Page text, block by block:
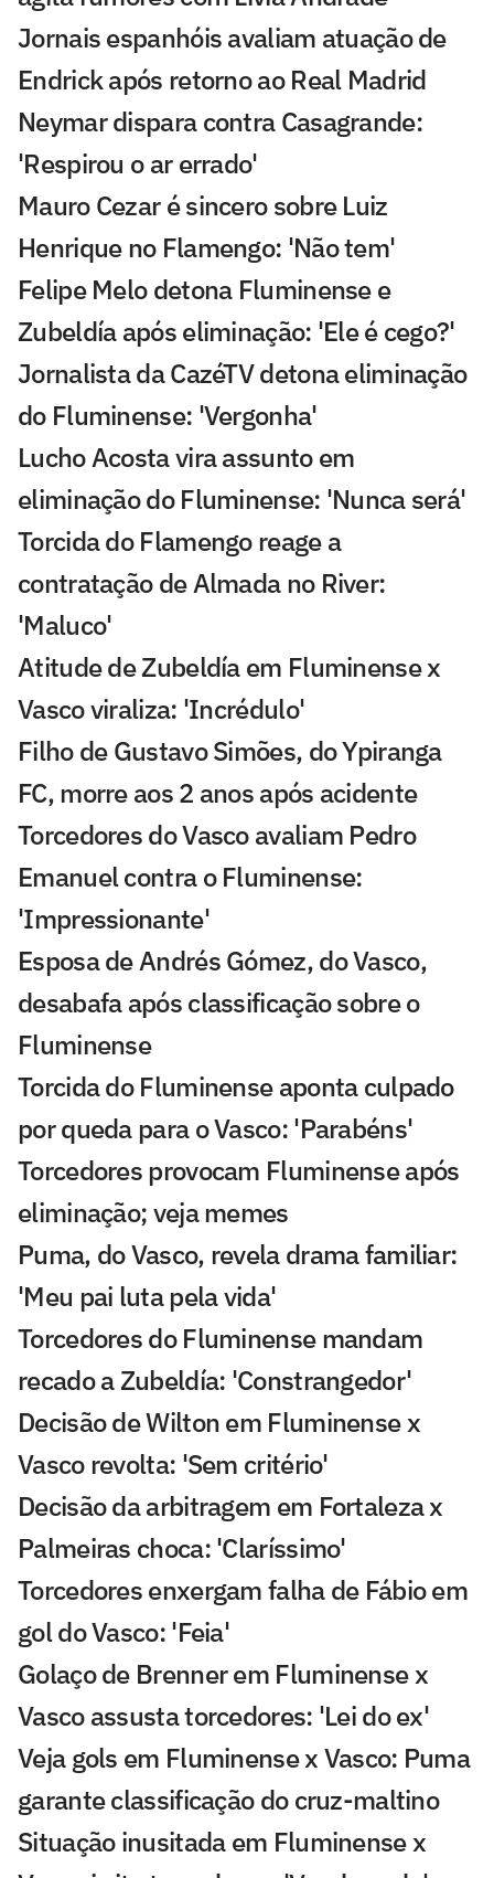
Jornais espanhóis avaliam atuação de
Endrick após retorno ao Real Madrid
Neymar dispara contra Casagrande:
'Respirou o ar errado'
Mauro Cezar é sincero sobre Luiz
Henrique no Flamengo: 'Não tem'
Felipe Melo detona Fluminense e
Zubeldía após eliminação: 'Ele é cego?'
Jornalista da CazéTV detona eliminação
do Fluminense: 'Vergonha'
Lucho Acosta vira assunto em
eliminação do Fluminense: 'Nunca será'
Torcida do Flamengo reage a
contratação de Almada no River:
'Maluco'
Atitude de Zubeldía em Fluminense x
Vasco viraliza: 'Incrédulo'
Filho de Gustavo Simões, do Ypiranga
FC, morre aos 2 anos após acidente
Torcedores do Vasco avaliam Pedro
Emanuel contra o Fluminense:
'Impressionante'
Esposa de Andrés Gómez, do Vasco,
desabafa após classificação sobre o
Fluminense
Torcida do Fluminense aponta culpado
por queda para o Vasco: 'Parabéns'
Torcedores provocam Fluminense após
eliminação; veja memes
Puma, do Vasco, revela drama familiar:
'Meu pai luta pela vida'
Torcedores do Fluminense mandam
recado a Zubeldía: 'Constrangedor'
Decisão de Wilton em Fluminense x
Vasco revolta: 'Sem critério'
Decisão da arbitragem em Fortaleza x
Palmeiras choca: 'Claríssimo'
Torcedores enxergam falha de Fábio em
gol do Vasco: 'Feia'
Golaço de Brenner em Fluminense x
Vasco assusta torcedores: 'Lei do ex'
Veja gols em Fluminense x Vasco: Puma
garante classificação do cruz-maltino
Situação inusitada em Fluminense x